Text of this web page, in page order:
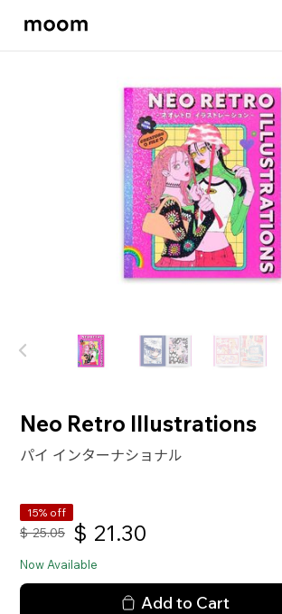
moom
Neo Retro Illustrations
パイ インターナショナル
15% off
$ 25.05 $ 21.30
Now Available
Add to Cart